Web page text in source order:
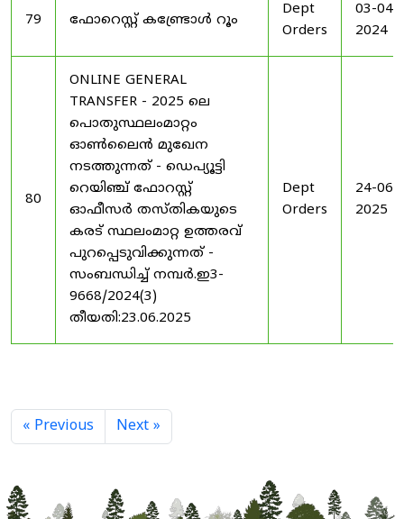
79 ഫോറെസ്റ്റ് കണ്ട്രോൾ റൂം
Dept
Orders
03-04-
2024
80
ONLINE GENERAL
TRANSFER - 2025 ലെ
പൊതുസ്ഥലംമാറ്റം
ഓൺലൈൻ മുഖേന
നടത്തുന്നത് - ഡെപ്യൂട്ടി
റെയിഞ്ച് ഫോറസ്റ്റ്
ഓഫീസർ തസ്തികയുടെ
കരട് സ്ഥലംമാറ്റ ഉത്തരവ്
പുറപ്പെടുവിക്കുന്നത് -
സംബന്ധിച്ച് നമ്പർ.ഇ3-
9668/2024(3)
തീയതി:23.06.2025
Dept
Orders
24-06-
2025
« Previous Next »